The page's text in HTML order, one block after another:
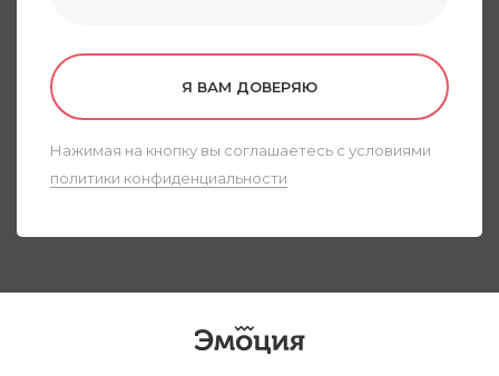
Я ВАМ ДОВЕРЯЮ
Нажимая на кнопку вы соглашаетесь с условиями
политики конфиденциальности